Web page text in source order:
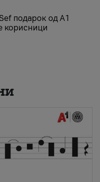
подарок од А1
корисници